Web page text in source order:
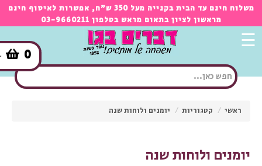
משלוח חינם עד הבית בקנייה מעל 350 ש"ח, אפשרות לאיסוף חינם
מראשון לציון בתאום מראש בטלפון 03-9660211
0
☰
ראשי / קטגוריות / יומנים ולוחות שנה
יומנים ולוחות שנה
×
מותגים